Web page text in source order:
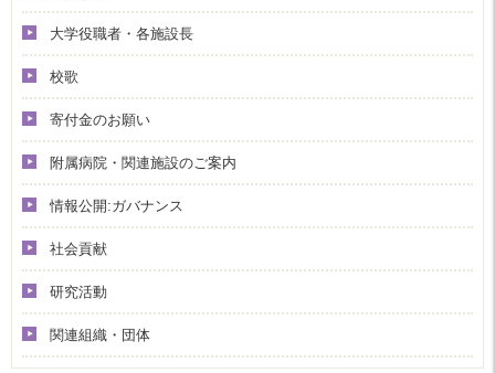
大学役職者・各施設長
校歌
寄付金のお願い
附属病院・関連施設のご案内
情報公開:ガバナンス
社会貢献
研究活動
関連組織・団体